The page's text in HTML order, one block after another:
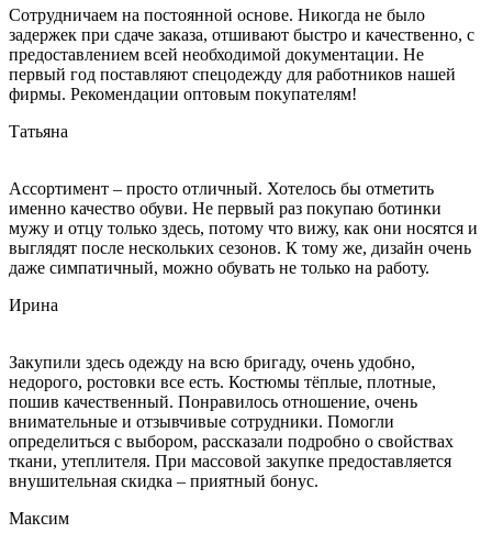
Сотрудничаем на постоянной основе. Никогда не было
задержек при сдаче заказа, отшивают быстро и качественно, с
предоставлением всей необходимой документации. Не
первый год поставляют спецодежду для работников нашей
фирмы. Рекомендации оптовым покупателям!
Татьяна
Ассортимент – просто отличный. Хотелось бы отметить
именно качество обуви. Не первый раз покупаю ботинки
мужу и отцу только здесь, потому что вижу, как они носятся и
выглядят после нескольких сезонов. К тому же, дизайн очень
даже симпатичный, можно обувать не только на работу.
Ирина
Закупили здесь одежду на всю бригаду, очень удобно,
недорого, ростовки все есть. Костюмы тёплые, плотные,
пошив качественный. Понравилось отношение, очень
внимательные и отзывчивые сотрудники. Помогли
определиться с выбором, рассказали подробно о свойствах
ткани, утеплителя. При массовой закупке предоставляется
внушительная скидка – приятный бонус.
Максим